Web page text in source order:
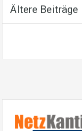
Ältere Beiträge